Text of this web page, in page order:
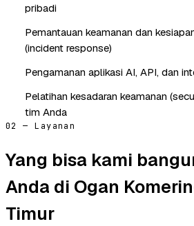
pribadi
Pemantauan keamanan dan
(incident response)
Pengamanan aplikasi AI, API, dan
Pelatihan kesadaran keamanan
tim Anda
02 — Layanan
Yang bisa kami
Anda di Ogan
Timur